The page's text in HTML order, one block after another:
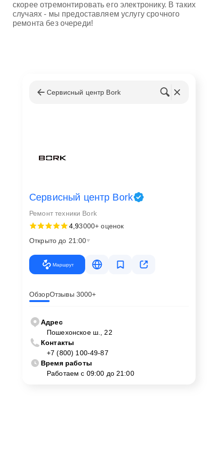
скорее отремонтировать его электронику. В таких
случаях - мы предоставляем услугу срочного
ремонта без очереди!
Сервисный центр Bork
Сервисный центр Bork
Ремонт техники Bork
4,93000+ оценок
Открыто до 21:00
Маршрут
ОбзорОтзывы 3000+
Адрес
Пошехонское ш., 22
Контакты
+7 (800) 100-49-87
Время работы
Работаем с 09:00 до 21:00